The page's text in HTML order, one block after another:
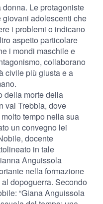
Le protagoniste
adolescenti che
i problemi o indicano
aspetto particolare
i mondi maschile e
collaborano
civile più giusta e a
della morte della
val Trebbia, dove
tempo nella sua
un convegno lei
docente
in tale
Anguissola
nella formazione
dopoguerra. Secondo
“Giana Anguissola